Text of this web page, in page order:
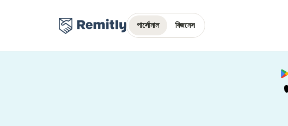
পার্সোনাল বিজনেস